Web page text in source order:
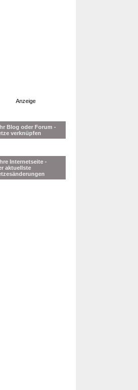
Anzeige
Blog oder Forum -
verknüpfen
Internetseite -
aktuellste